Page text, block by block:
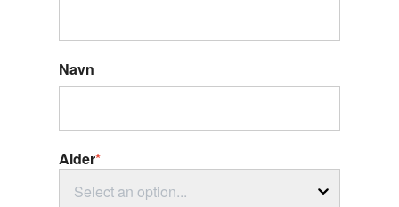
Navn
Alder*
Select an option...